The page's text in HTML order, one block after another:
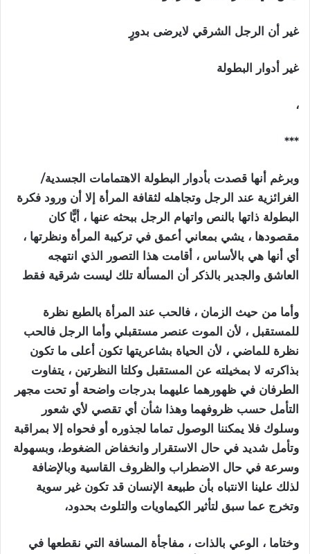
‏غير أن الرجل الشرقي لايرضى بدورٍ
‏غير أدوار البطولة
‏،
‏***
وبرغم أنها قصدت بأدوار البطولة الاهتمامات الجسدية/
الغرائزية عند الرجل وتجاهله لثقافة المرأة إلا أن ورود فكرة
البطولة ذاتها بالنص واتهام الرجل ببحثه عنها ، أيًّا كان
مقصودها ، يشي بمعاني أعمق في تركيبة المرأة ونظرتها ،
أي أنها هي بالأساس ، أقامت هذا التصور الذي انتهجه
العاشق والجدير بالذكر أن المسألة تلك ليست شرقية فقط
وأما من حيث الزمان ، فالحب عند المرأة بالطبع نظرة
للمستقبل ، لأن الموت عنصر مستقبلي وأما الرجل فالحب
نظرة للماضي ، لأن الحياة بشاعريتها تكون أعلى ما تكون
بذاكرته لا بمخيلته عن المستقبل وكلتا النظرتين ، يتفاوت
الطرفان في ظهورهما عليهما بدرجات واضحة أو تحت مجهر
التأمل حسب ظروفهما وهذا شأن أي تقصي لأي شعور
وسلوك فلا يمكننا الوصول تماما لجذوره أو فحواه إلا بمراقبة
وتأمل شديد في حال الاستقرار وانخفاض الضغوط، وبسهولة
وسرعة في حال الاضطراب والظروف القاسية وبالإضافة
لذلك علينا الانتباه بأن طبيعة الإنسان قد تكون غير سوية
وتخرج عما سبق لتأثير الكيماويات والتلوث بحدود،
وختاما ، الوعي بالذات ، مفاجأة المسافة التي نقطعها في